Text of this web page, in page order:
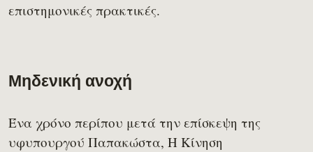
επιστημονικές πρακτικές.
Μηδενική ανοχή
Ένα χρόνο περίπου μετά την επίσκεψη της
υφυπουργού Παπακώστα, Η Κίνηση